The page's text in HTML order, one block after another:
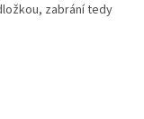
zabrání tedy